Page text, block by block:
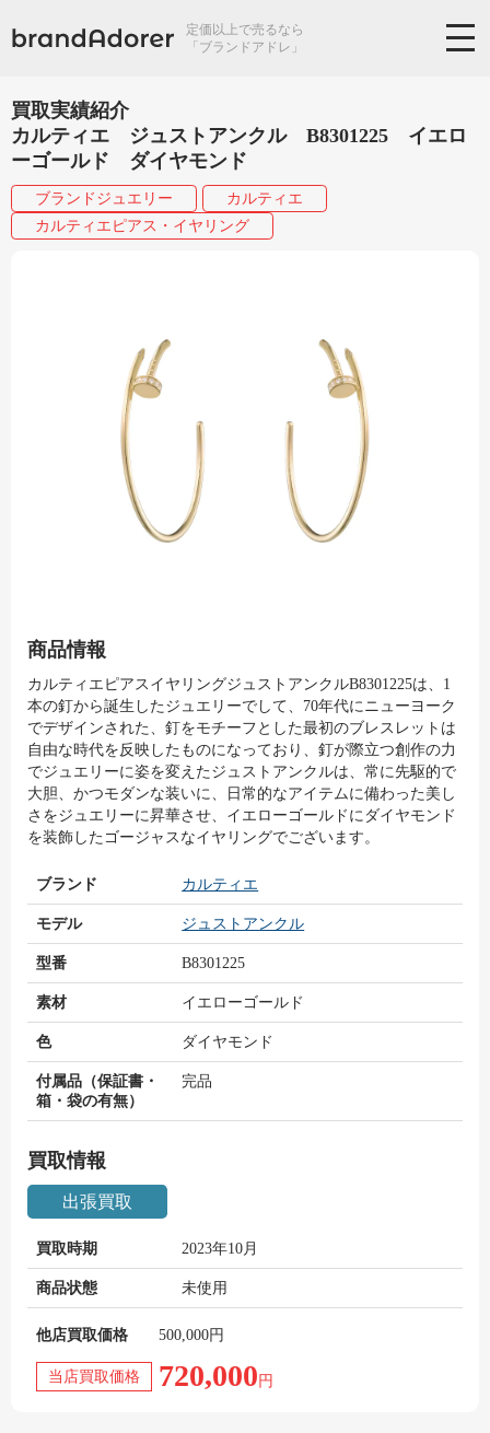
定価以上で売るなら
「ブランドアドレ」
買取実績紹介
カルティエ ジュストアンクル B8301225 イエロ
ーゴールド ダイヤモンド
ブランドジュエリー
カルティエ
カルティエピアス・イヤリング
商品情報
カルティエピアスイヤリングジュストアンクルB8301225は、1
本の釘から誕生したジュエリーでして、70年代にニューヨーク
でデザインされた、釘をモチーフとした最初のブレスレットは
自由な時代を反映したものになっており、釘が際立つ創作の力
でジュエリーに姿を変えたジュストアンクルは、常に先駆的で
大胆、かつモダンな装いに、日常的なアイテムに備わった美し
さをジュエリーに昇華させ、イエローゴールドにダイヤモンド
を装飾したゴージャスなイヤリングでございます。
ブランド カルティエ
モデル ジュストアンクル
型番 B8301225
素材 イエローゴールド
色 ダイヤモンド
付属品（保証書・
箱・袋の有無）
完品
買取情報
出張買取
買取時期 2023年10月
商品状態 未使用
他店買取価格 500,000円
当店買取価格 720,000 円